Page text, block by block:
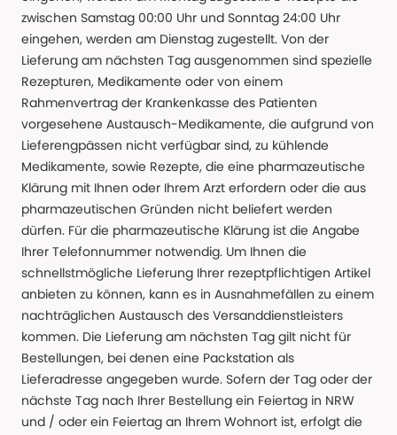
zwischen Samstag 00:00 Uhr und Sonntag 24:00 Uhr
eingehen, werden am Dienstag zugestellt. Von der
Lieferung am nächsten Tag ausgenommen sind spezielle
Rezepturen, Medikamente oder von einem
Rahmenvertrag der Krankenkasse des Patienten
vorgesehene Austausch-Medikamente, die aufgrund von
Lieferengpässen nicht verfügbar sind, zu kühlende
Medikamente, sowie Rezepte, die eine pharmazeutische
Klärung mit Ihnen oder Ihrem Arzt erfordern oder die aus
pharmazeutischen Gründen nicht beliefert werden
dürfen. Für die pharmazeutische Klärung ist die Angabe
Ihrer Telefonnummer notwendig. Um Ihnen die
schnellstmögliche Lieferung Ihrer rezeptpflichtigen Artikel
anbieten zu können, kann es in Ausnahmefällen zu einem
nachträglichen Austausch des Versanddienstleisters
kommen. Die Lieferung am nächsten Tag gilt nicht für
Bestellungen, bei denen eine Packstation als
Lieferadresse angegeben wurde. Sofern der Tag oder der
nächste Tag nach Ihrer Bestellung ein Feiertag in NRW
und / oder ein Feiertag an Ihrem Wohnort ist, erfolgt die